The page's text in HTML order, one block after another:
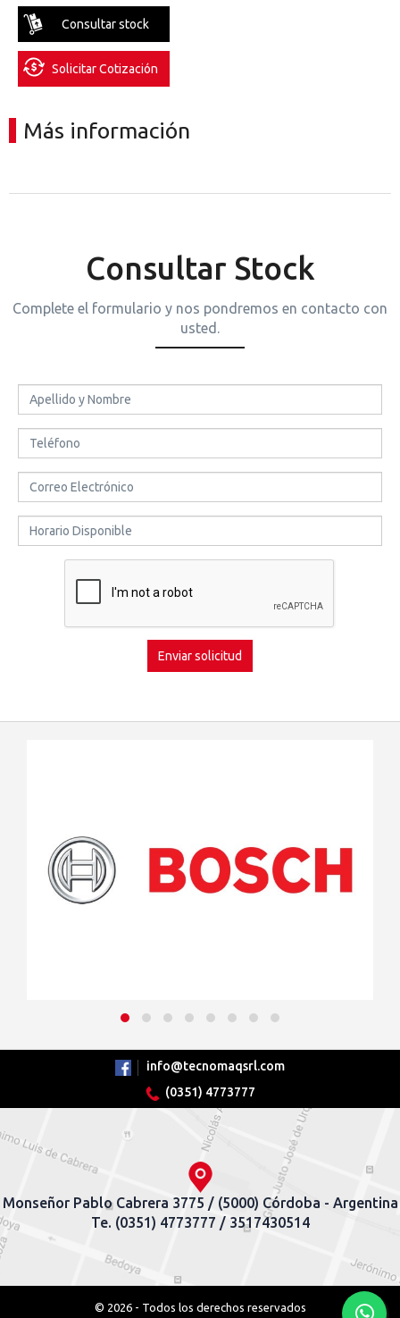
Consultar stock
Solicitar Cotización
Más información
Consultar Stock
Complete el formulario y nos pondremos en contacto con
usted.
info@tecnomaqsrl.com
(0351) 4773777
Monseñor Pablo Cabrera 3775 / (5000) Córdoba - Argentina
Te. (0351) 4773777 / 3517430514
© 2026 - Todos los derechos reservados